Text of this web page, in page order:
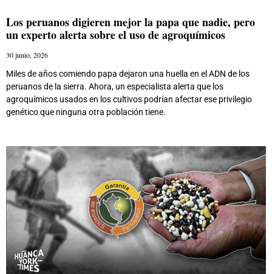
Los peruanos digieren mejor la papa que nadie, pero
un experto alerta sobre el uso de agroquímicos
30 junio, 2026
Miles de años comiendo papa dejaron una huella en el ADN de los
peruanos de la sierra. Ahora, un especialista alerta que los
agroquímicos usados en los cultivos podrían afectar ese privilegio
genético que ninguna otra población tiene.